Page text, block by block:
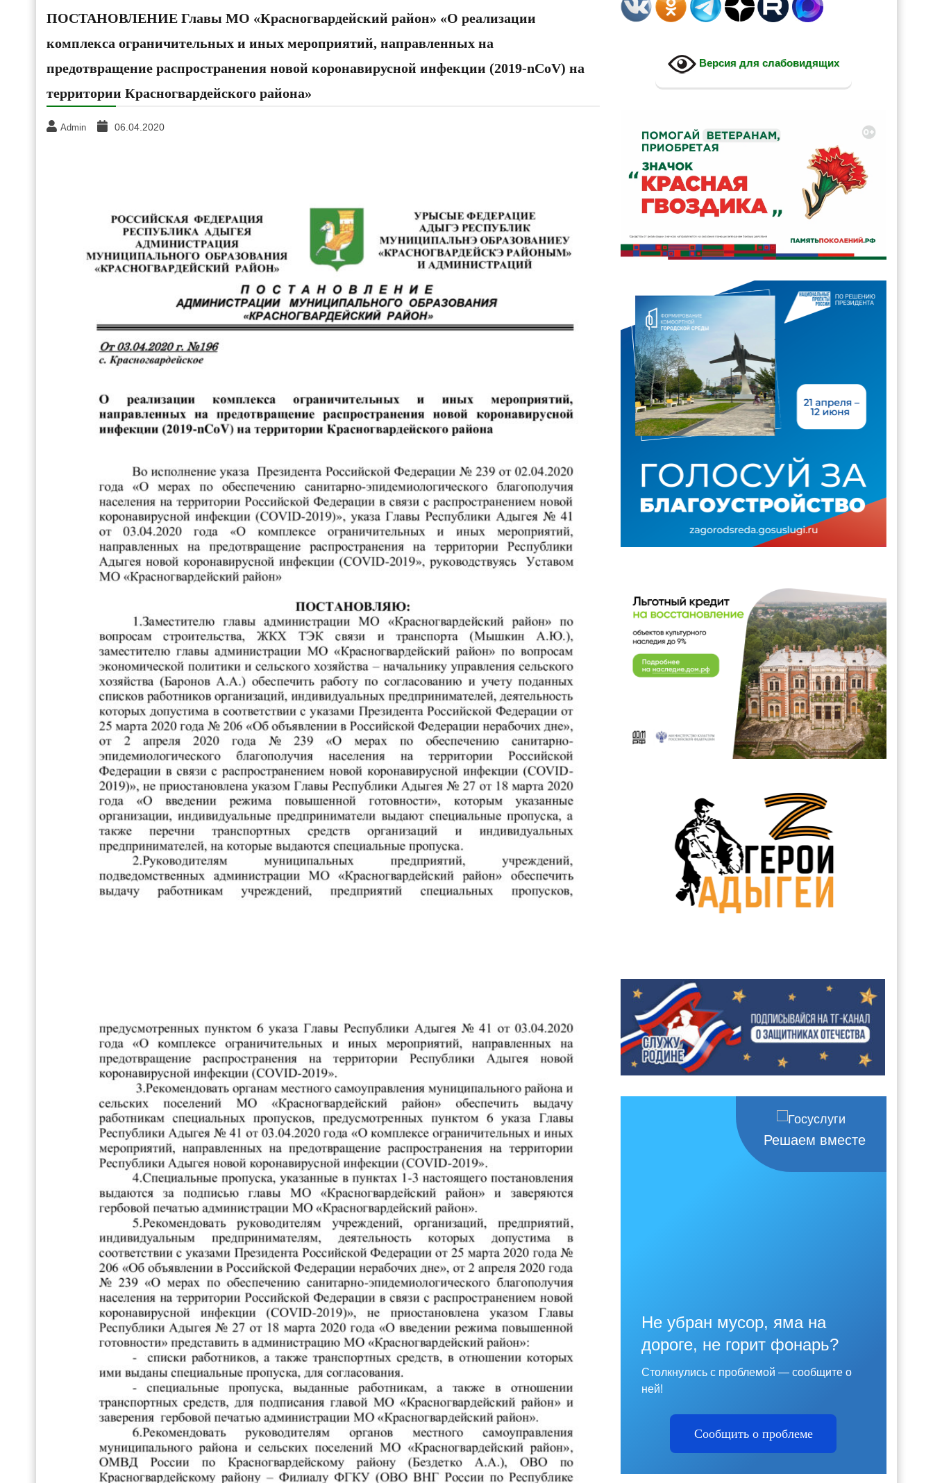
ПОСТАНОВЛЕНИЕ Главы МО «Красногвардейский район» «О реализации
комплекса ограничительных и иных мероприятий, направленных на
предотвращение распространения новой коронавирусной инфекции (2019-nCoV) на
территории Красногвардейского района»
Admin 06.04.2020
Версия для слабовидящих
Решаем вместе
Не убран мусор, яма на
дороге, не горит фонарь?
Столкнулись с проблемой — сообщите о
ней!
Сообщить о проблеме